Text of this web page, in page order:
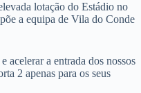
lotação do Estádio no
a equipa de Vila do Conde
acelerar a entrada dos nossos
2 apenas para os seus